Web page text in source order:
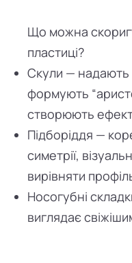
Що можна
пластиці?
Скули — надають
формують
створюють ефект
Підборіддя —
симетрії,
вирівняти
Носогубні
виглядає